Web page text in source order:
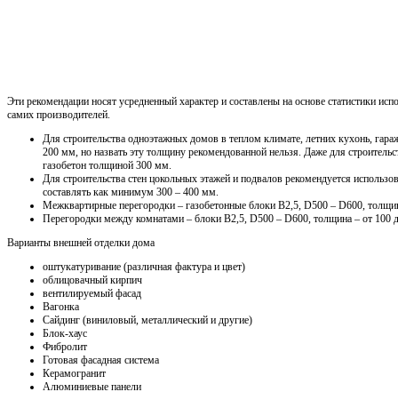
Эти рекомендации носят усредненный характер и составлены на основе статистики
самих производителей.
Для строительства одноэтажных домов в теплом климате, летних кухонь,
200 мм, но назвать эту толщину рекомендованной нельзя. Даже для
газобетон толщиной 300 мм.
Для строительства стен цокольных этажей и подвалов рекомендуется
составлять как минимум 300 – 400 мм.
Межквартирные перегородки – газобетонные блоки В2,5, D500 – D600,
Перегородки между комнатами – блоки В2,5, D500 – D600, толщина – от 100
Варианты внешней отделки дома
оштукатуривание (различная фактура и цвет)
облицовачный кирпич
вентилируемый фасад
Вагонка
Сайдинг (виниловый, металлический и другие)
Блок-хаус
Фибролит
Готовая фасадная система
Керамогранит
Алюминиевые панели